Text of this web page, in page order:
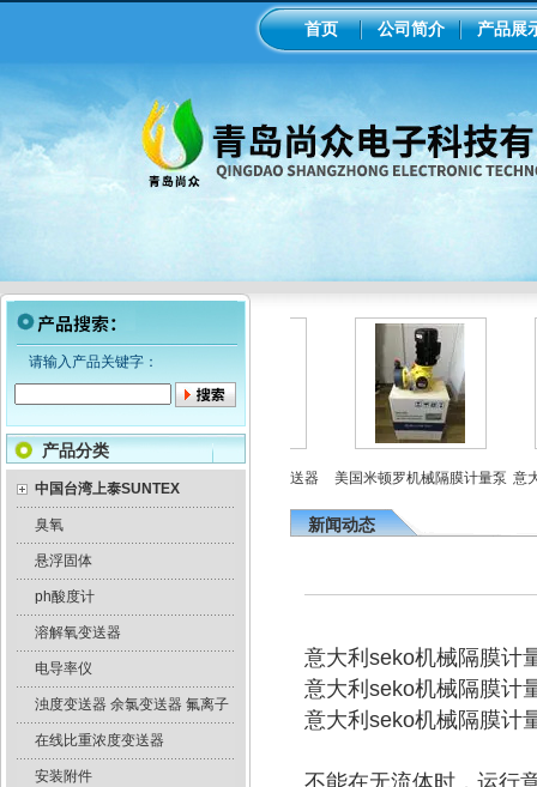
首页 公司简介 产品展
请输入产品关键字：
产品分类
中国台湾上泰SUNTEX
臭氧
悬浮固体
ph酸度计
溶解氧变送器
电导率仪
浊度变送器 余氯变送器 氟离子
在线比重浓度变送器
安装附件
罗电磁隔膜泵加药
泵
工业在线ph/orp计变送器 美国米顿罗机械隔膜计量泵 意大
新闻动态
意大利seko机械隔膜计
意大利seko机械隔膜计
意大利seko机械隔膜计
不能在无流体时，运行